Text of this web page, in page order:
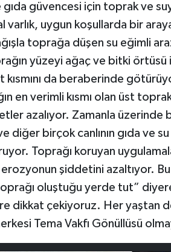
gıda güvencesi için toprak ve
varlık, uygun koşullarda bir
toprağa düşen su eğimli
yüzeyi ağaç ve bitki örtüsü
kısmını da beraberinde
en verimli kısmı olan üst
azalıyor. Zamanla üzerinde
diğer birçok canlının gıda ve su
Toprağı koruyan
erozyonun şiddetini azaltıyor.
oluştuğu yerde tut” diyerek
dikkat çekiyoruz. Her yaştan
Tema Vakfı Gönüllüsü